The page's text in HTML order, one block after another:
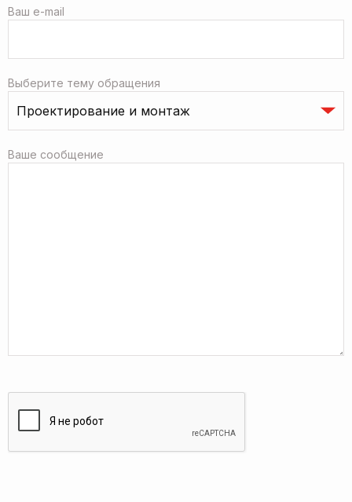
Ваш e-mail
Выберите тему обращения
Ваше сообщение